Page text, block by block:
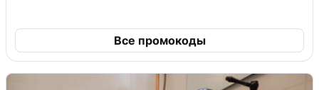
Все промокоды